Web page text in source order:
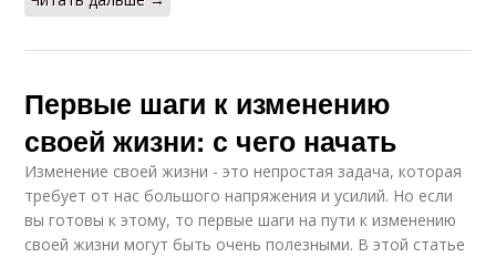
Первые шаги к изменению
своей жизни: с чего начать
Изменение своей жизни - это непростая задача, которая
требует от нас большого напряжения и усилий. Но если
вы готовы к этому, то первые шаги на пути к изменению
своей жизни могут быть очень полезными. В этой статье